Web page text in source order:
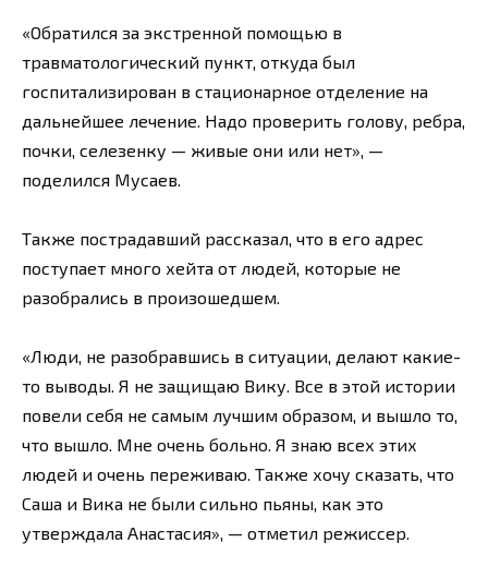
«Обратился за экстренной помощью в
травматологический пункт, откуда был
госпитализирован в стационарное отделение на
дальнейшее лечение. Надо проверить голову, ребра,
почки, селезенку — живые они или нет», —
поделился Мусаев.
Также пострадавший рассказал, что в его адрес
поступает много хейта от людей, которые не
разобрались в произошедшем.
«Люди, не разобравшись в ситуации, делают какие-
то выводы. Я не защищаю Вику. Все в этой истории
повели себя не самым лучшим образом, и вышло то,
что вышло. Мне очень больно. Я знаю всех этих
людей и очень переживаю. Также хочу сказать, что
Саша и Вика не были сильно пьяны, как это
утверждала Анастасия», — отметил режиссер.